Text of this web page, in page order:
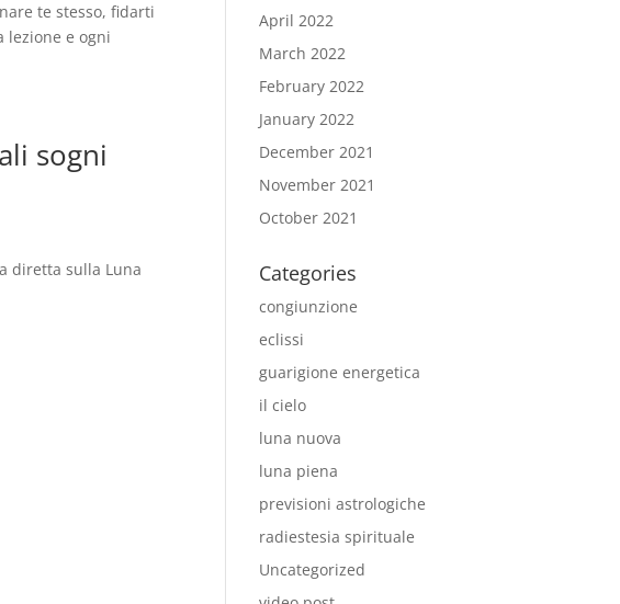
te stesso, fidarti
lezione e ogni
sogni
diretta sulla Luna
April 2022
March 2022
February 2022
January 2022
December 2021
November 2021
October 2021
Categories
congiunzione
eclissi
guarigione energetica
il cielo
luna nuova
luna piena
previsioni astrologiche
radiestesia spirituale
Uncategorized